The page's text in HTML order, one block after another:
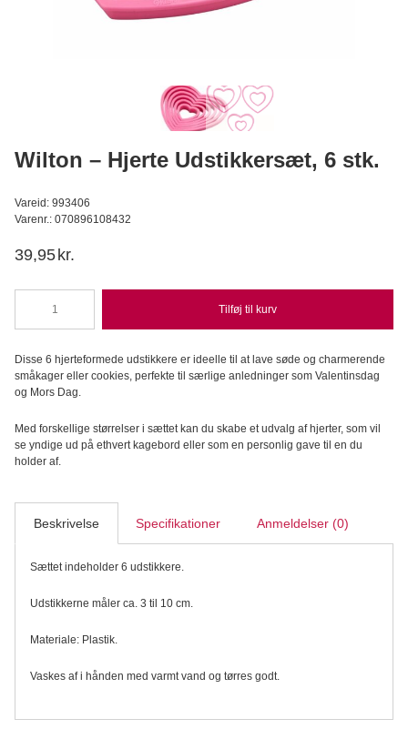
Læg i kurv
Wilton – Hjerte Udstikkersæt, 6 stk.
Vareid: 993406
Varenr.: 070896108432
39,95 kr.
-
Udstikkersæt,
6
stk.
Tilføj til kurv
Disse 6 hjerteformede udstikkere er ideelle til at lave søde og charmerende
småkager eller cookies, perfekte til særlige anledninger som Valentinsdag
og Mors Dag.
Med forskellige størrelser i sættet kan du skabe et udvalg af hjerter, som vil
se yndige ud på ethvert kagebord eller som en personlig gave til en du
holder af.
Beskrivelse Specifikationer Anmeldelser (0)
Sættet indeholder 6 udstikkere.
Udstikkerne måler ca. 3 til 10 cm.
Materiale: Plastik.
Vaskes af i hånden med varmt vand og tørres godt.